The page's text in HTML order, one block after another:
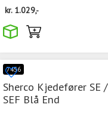
kr. 1.029,-
7456
Sherco Kjedefører SE /
SEF Blå End